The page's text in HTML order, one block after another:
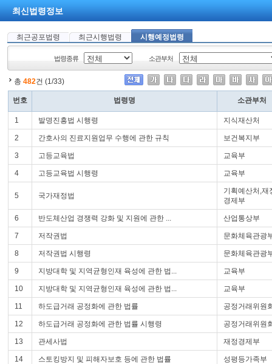
최신법령정보
최근공포법령 최근시행법령 시행예정법령
법령종류 소관부처
총 482건 (1/33)
번호 법령명 소관부처
1 발명진흥법 시행령 지식재산처
2 간호사의 진료지원업무 수행에 관한 규칙 보건복지부
3 고등교육법 교육부
4 고등교육법 시행령 교육부
5 국가재정법
기획예산처,재
경제부
6 반도체산업 경쟁력 강화 및 지원에 관한 ... 산업통상부
7 저작권법 문화체육관광
8 저작권법 시행령 문화체육관광
9 지방대학 및 지역균형인재 육성에 관한 법... 교육부
10 지방대학 및 지역균형인재 육성에 관한 법... 교육부
11 하도급거래 공정화에 관한 법률 공정거래위원
12 하도급거래 공정화에 관한 법률 시행령 공정거래위원
13 관세사법 재정경제부
14 스토킹방지 및 피해자보호 등에 관한 법률 성평등가족부